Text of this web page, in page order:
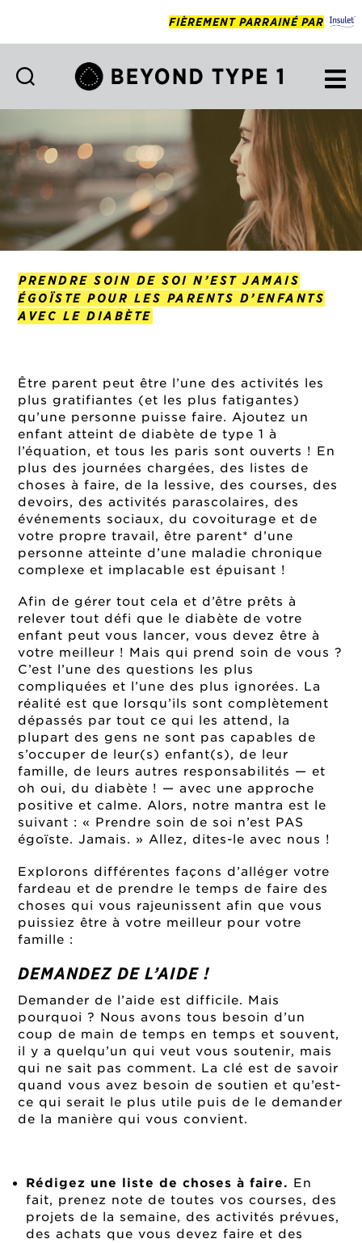
FIÈREMENT PARRAINÉ PAR
1
Francais
PRENDRE SOIN DE SOI N’EST JAMAIS
ÉGOÏSTE POUR LES PARENTS D’ENFANTS
AVEC LE DIABÈTE
Être parent peut être l’une des activités les
plus gratifiantes (et les plus fatigantes)
qu’une personne puisse faire. Ajoutez un
enfant atteint de diabète de type 1 à
l’équation, et tous les paris sont ouverts ! En
plus des journées chargées, des listes de
choses à faire, de la lessive, des courses, des
devoirs, des activités parascolaires, des
événements sociaux, du covoiturage et de
votre propre travail, être parent* d’une
personne atteinte d’une maladie chronique
complexe et implacable est épuisant !
Afin de gérer tout cela et d’être prêts à
relever tout défi que le diabète de votre
enfant peut vous lancer, vous devez être à
votre meilleur ! Mais qui prend soin de vous ?
C’est l’une des questions les plus
compliquées et l’une des plus ignorées. La
réalité est que lorsqu’ils sont complètement
dépassés par tout ce qui les attend, la
plupart des gens ne sont pas capables de
s’occuper de leur(s) enfant(s), de leur
famille, de leurs autres responsabilités — et
oh oui, du diabète ! — avec une approche
positive et calme. Alors, notre mantra est le
suivant : « Prendre soin de soi n’est PAS
égoïste. Jamais. » Allez, dites-le avec nous !
Explorons différentes façons d’alléger votre
fardeau et de prendre le temps de faire des
choses qui vous rajeunissent afin que vous
puissiez être à votre meilleur pour votre
famille :
DEMANDEZ DE L’AIDE !
Demander de l’aide est difficile. Mais
pourquoi ? Nous avons tous besoin d’un
coup de main de temps en temps et souvent,
il y a quelqu’un qui veut vous soutenir, mais
qui ne sait pas comment. La clé est de savoir
quand vous avez besoin de soutien et qu’est-
ce qui serait le plus utile puis de le demander
de la manière qui vous convient.
Rédigez une liste de choses à faire. En
fait, prenez note de toutes vos courses, des
projets de la semaine, des activités prévues,
des achats que vous devez faire et des